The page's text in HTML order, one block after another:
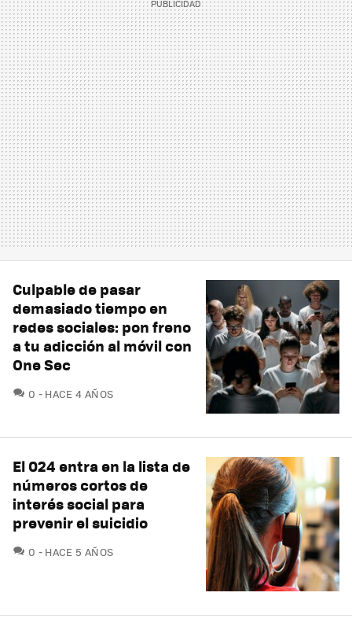
Culpable de pasar
demasiado tiempo en
redes sociales: pon freno
a tu adicción al móvil con
One Sec
0 COMENTARIOS
HACE 4 AÑOS
El 024 entra en la lista de
números cortos de
interés social para
prevenir el suicidio
0 COMENTARIOS
HACE 5 AÑOS